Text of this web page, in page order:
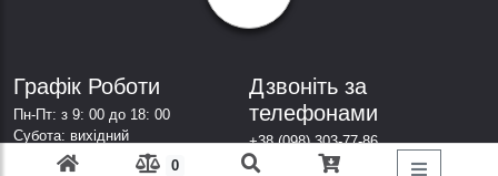
0
Графік Роботи
Пн-Пт: з 9: 00 до 18: 00
Субота: вихідний
Неділя: вихідний
Дзвоніть за
телефонами
+38 (098) 303-77-86
+38 (067) 447-44-88